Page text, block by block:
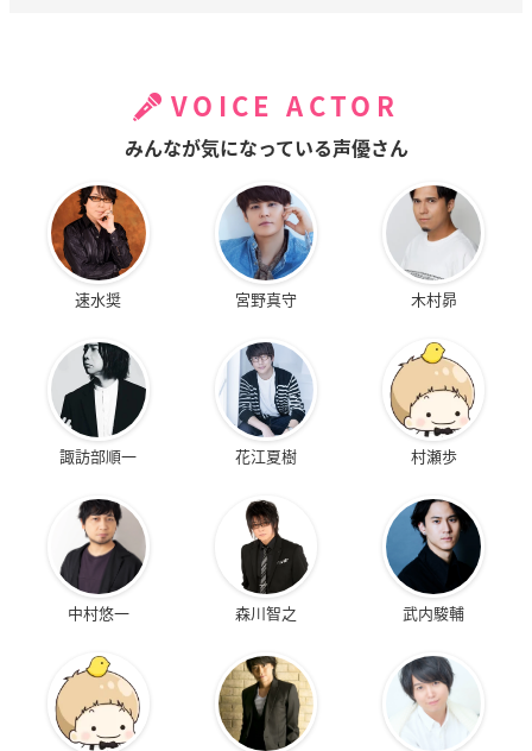
VOICE ACTOR
みんなが気になっている声優さん
速水奨 宮野真守 木村昴
諏訪部順一 花江夏樹 村瀬歩
中村悠一 森川智之 武内駿輔